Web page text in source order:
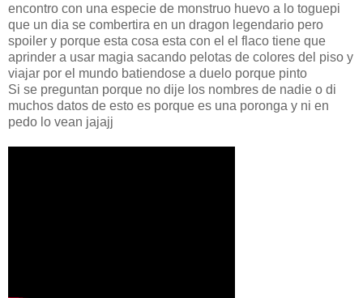
encontro con una especie de monstruo huevo a lo toguepi
que un dia se combertira en un dragon legendario pero
spoiler y porque esta cosa esta con el el flaco tiene que
aprinder a usar magia sacando pelotas de colores del piso y
viajar por el mundo batiendose a duelo porque pinto
Si se preguntan porque no dije los nombres de nadie o di
muchos datos de esto es porque es una poronga y ni en
pedo lo vean jajajj